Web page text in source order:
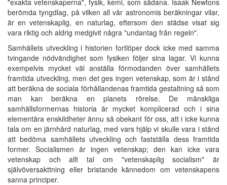
berömda tyngdlag, på vilken all vår astronomis beräkningar vilar,
är en vetenskaplig, en naturlag, eftersom den städse visat sig
vara riktig och aldrig medgivit några "undantag från regeln".
Samhällets utveckling i historien fortlöper dock icke med samma
tvingande nödvändighet som fysiken följer sina lagar. Vi kunna
exempelvis mycket väl anställa förmodanden över samhällets
framtida utveckling, men det ges ingen vetenskap, som är i stånd
att beräkna de sociala förhållandenas framtida gestaltning så som
man kan beräkna en planets rörelse. De mänskliga
samhällsformernas historia är mycket komplicerad och i sina
elementära enskildheter ännu så obekant för oss, att i icke kunna
tala om en järnhård naturlag, med vars hjälp vi skulle vara i stånd
att bedöma samhällets utveckling och fastställa dess framtida
former. Socialismen är ingen vetenskap; den kan icke vara
vetenskap och allt tal om "vetenskaplig socialism" är
självöversakttning eller bristande kännedom om vetenskapens
sanna principer.